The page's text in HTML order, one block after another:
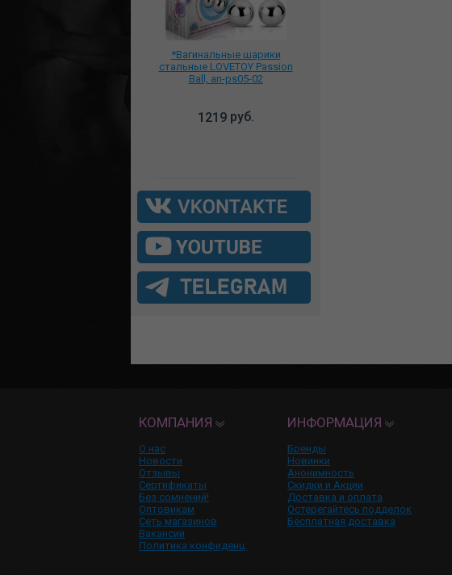
*Вагинальные шарики
стальные LOVETOY Passion
Ball, an-ps05-02
1219руб.
КОМПАНИЯ
О нас
Новости
Отзывы
Сертификаты
Без сомнений!
Оптовикам
Сеть магазинов
Вакансии
Политика конфиденц.
ИНФОРМАЦИЯ
Бренды
Новинки
Анонимность
Скидки и Акции
Доставка и оплата
Остерегайтесь подделок
Бесплатная доставка